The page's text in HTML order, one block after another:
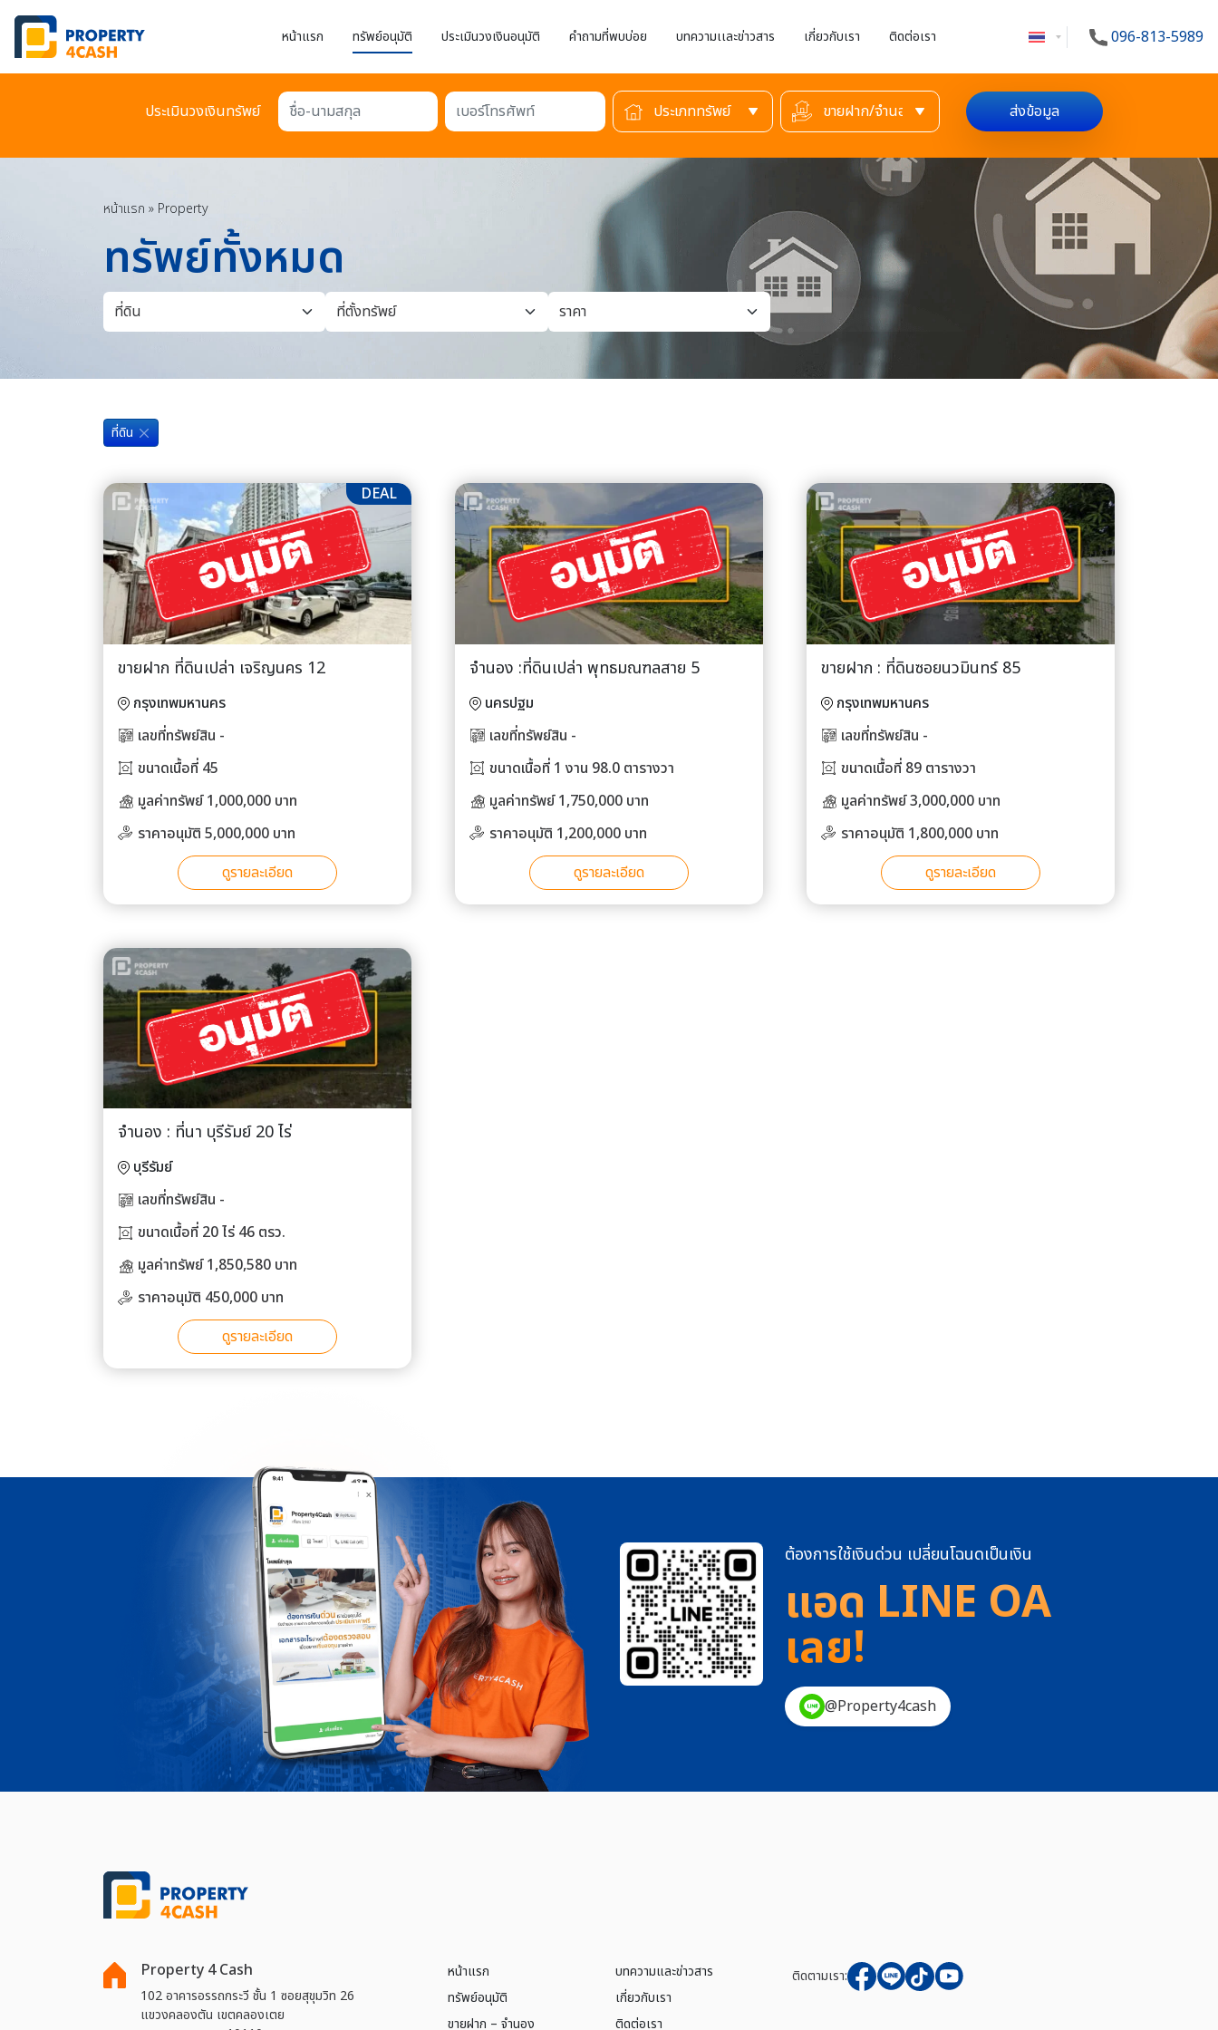
หน้าแรก ทรัพย์อนุมัติ ประเมินวงเงินอนุมัติ คำถามที่พบบ่อย บทความเเละข่าวสาร เกี่ยวกับเรา ติดต่อเรา 096-813-5989
ประเมินวงเงินทรัพย์ ชื่อ-นามสกุล เบอร์โทรศัพท์ ส่งข้อมูล
หน้าแรก » Property
ทรัพย์ทั้งหมด
ที่ดิน
DEAL
ขายฝาก ที่ดินเปล่า เจริญนคร 12
กรุงเทพมหานคร
เลขที่ทรัพย์สิน -
ขนาดเนื้อที่ 45
มูลค่าทรัพย์ 1,000,000 บาท
ราคาอนุมัติ 5,000,000 บาท
ดูรายละเอียด
จำนอง :ที่ดินเปล่า พุทธมณฑลสาย 5
นครปฐม
เลขที่ทรัพย์สิน -
ขนาดเนื้อที่ 1 งาน 98.0 ตารางวา
มูลค่าทรัพย์ 1,750,000 บาท
ราคาอนุมัติ 1,200,000 บาท
ดูรายละเอียด
ขายฝาก : ที่ดินซอยนวมินทร์ 85
กรุงเทพมหานคร
เลขที่ทรัพย์สิน -
ขนาดเนื้อที่ 89 ตารางวา
มูลค่าทรัพย์ 3,000,000 บาท
ราคาอนุมัติ 1,800,000 บาท
ดูรายละเอียด
จำนอง : ที่นา บุรีรัมย์ 20 ไร่
บุรีรัมย์
เลขที่ทรัพย์สิน -
ขนาดเนื้อที่ 20 ไร่ 46 ตรว.
มูลค่าทรัพย์ 1,850,580 บาท
ราคาอนุมัติ 450,000 บาท
ดูรายละเอียด
ต้องการใช้เงินด่วน เปลี่ยนโฉนดเป็นเงิน
แอด LINE OA
เลย!
@Property4cash
Property 4 Cash
102 อาคารอรรถกระวี ชั้น 1 ซอยสุขุมวิท 26
แขวงคลองตัน เขตคลองเตย
หน้าแรก
ทรัพย์อนุมัติ
ขายฝาก – จำนอง
บทความและข่าวสาร
เกี่ยวกับเรา
ติดต่อเรา
ติดตามเรา: